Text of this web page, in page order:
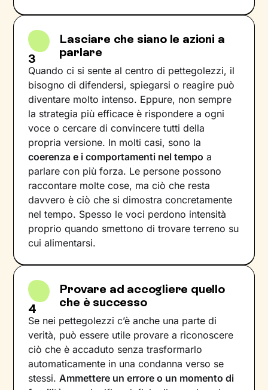
3
Lasciare che siano le azioni a
parlare
Quando ci si sente al centro di pettegolezzi, il
bisogno di difendersi, spiegarsi o reagire può
diventare molto intenso. Eppure, non sempre
la strategia più efficace è rispondere a ogni
voce o cercare di convincere tutti della
propria versione. In molti casi, sono la
coerenza e i comportamenti nel tempo a
parlare con più forza. Le persone possono
raccontare molte cose, ma ciò che resta
davvero è ciò che si dimostra concretamente
nel tempo. Spesso le voci perdono intensità
proprio quando smettono di trovare terreno su
cui alimentarsi.
4
Provare ad accogliere quello
che è successo
Se nei pettegolezzi c’è anche una parte di
verità, può essere utile provare a riconoscere
ciò che è accaduto senza trasformarlo
automaticamente in una condanna verso se
stessi.Ammettere un errore o un momento di